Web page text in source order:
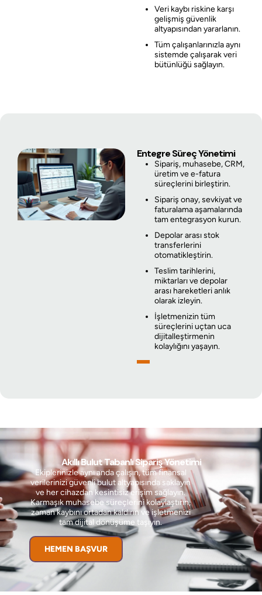
Veri kaybı riskine karşı
gelişmiş güvenlik
altyapısından yararlanın.
Tüm çalışanlarınızla aynı
sistemde çalışarak veri
bütünlüğü sağlayın.
Entegre Süreç Yönetimi
Sipariş, muhasebe, CRM,
üretim ve e-fatura
süreçlerini birleştirin.
Sipariş onay, sevkiyat ve
faturalama aşamalarında
tam entegrasyon kurun.
Depolar arası stok
transferlerini
otomatikleştirin.
Teslim tarihlerini,
miktarları ve depolar
arası hareketleri anlık
olarak izleyin.
İşletmenizin tüm
süreçlerini uçtan uca
dijitalleştirmenin
kolaylığını yaşayın.
Akıllı Bulut Tabanlı Sipariş Yönetimi
Ekiplerinizle aynı anda çalışın, tüm finansal
verilerinizi güvenli bulut altyapısında saklayın
ve her cihazdan kesintisiz erişim sağlayın.
Karmaşık muhasebe süreçlerini kolaylaştırın,
zaman kaybını ortadan kaldırın ve işletmenizi
tam dijital dönüşüme taşıyın.
HEMEN BAŞVUR